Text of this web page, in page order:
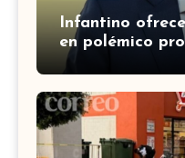
Infantino
en polémico
privada de la